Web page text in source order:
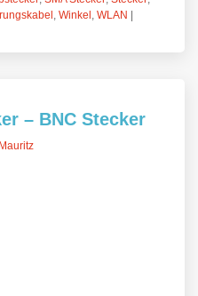
, Winkel, WLAN |
– BNC Stecker